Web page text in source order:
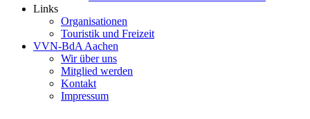
Links
Organisationen
Touristik und Freizeit
VVN-BdA Aachen
Wir über uns
Mitglied werden
Kontakt
Impressum